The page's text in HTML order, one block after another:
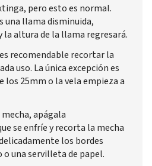
pero esto es normal.
una llama disminuida,
la altura de la llama regresará.
recomendable recortar la
uso. La única excepción es
los 25mm o la vela empieza a
apágala
se enfríe y recorta la mecha
los bordes
una servilleta de papel.